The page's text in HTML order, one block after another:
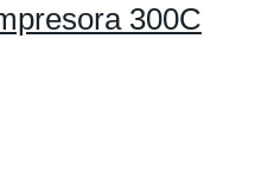
300C